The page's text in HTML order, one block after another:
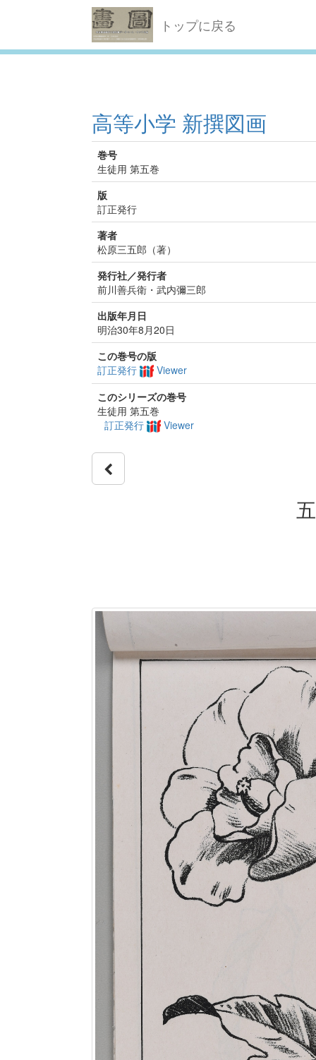
トップに戻る
高等小学 新撰図画
巻号
生徒用 第五巻
版
訂正発行
著者
松原三五郎（著）
発行社／発行者
前川善兵衛・武内彌三郎
出版年月日
明治30年8月20日
この巻号の版
訂正発行
Viewer
このシリーズの巻号
生徒用 第五巻
訂正発行
Viewer